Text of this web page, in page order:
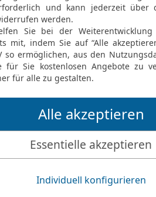
{sich}
nicht.
16 Und
Tag,
Elberfelder
Bewertung der Bibelthek